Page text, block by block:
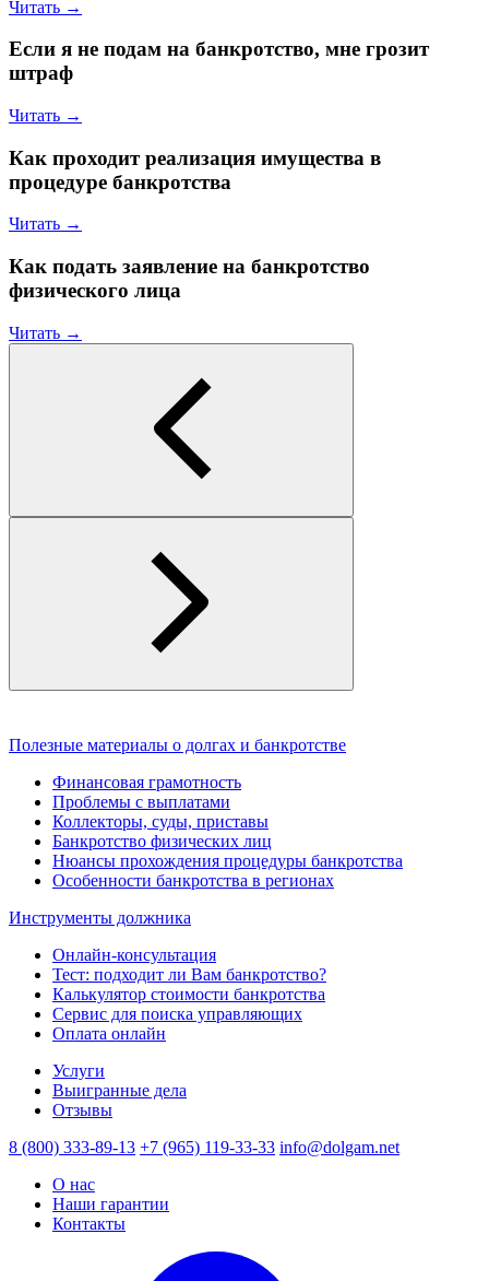
Читать →
Если я не подам на банкротство, мне грозит
штраф
Читать →
Как проходит реализация имущества в
процедуре банкротства
Читать →
Как подать заявление на банкротство
физического лица
Читать →
Полезные материалы о долгах и банкротстве
Финансовая грамотность
Проблемы с выплатами
Коллекторы, суды, приставы
Банкротство физических лиц
Нюансы прохождения процедуры банкротства
Особенности банкротства в регионах
Инструменты должника
Онлайн-консультация
Тест: подходит ли Вам банкротство?
Калькулятор стоимости банкротства
Сервис для поиска управляющих
Оплата онлайн
Услуги
Выигранные дела
Отзывы
8 (800) 333-89-13 +7 (965) 119-33-33 info@dolgam.net
О нас
Наши гарантии
Контакты